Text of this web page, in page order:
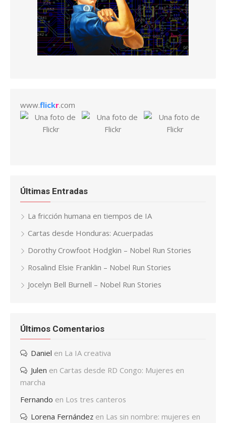
www.flickr.com
Últimas Entradas
La fricción humana en tiempos de IA
Cartas desde Honduras: Acuerpadas
Dorothy Crowfoot Hodgkin – Nobel Run Stories
Rosalind Elsie Franklin – Nobel Run Stories
Jocelyn Bell Burnell – Nobel Run Stories
Últimos Comentarios
Daniel en La IA creativa
Julen en Cartas desde RD Congo: Mujeres en
marcha
Fernando en Los tres canteros
Lorena Fernández en Las sin nombre: mujeres en